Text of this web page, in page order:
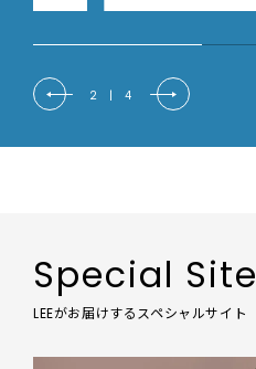
2 | 4
Special Site
LEEがお届けするスペシャルサイト